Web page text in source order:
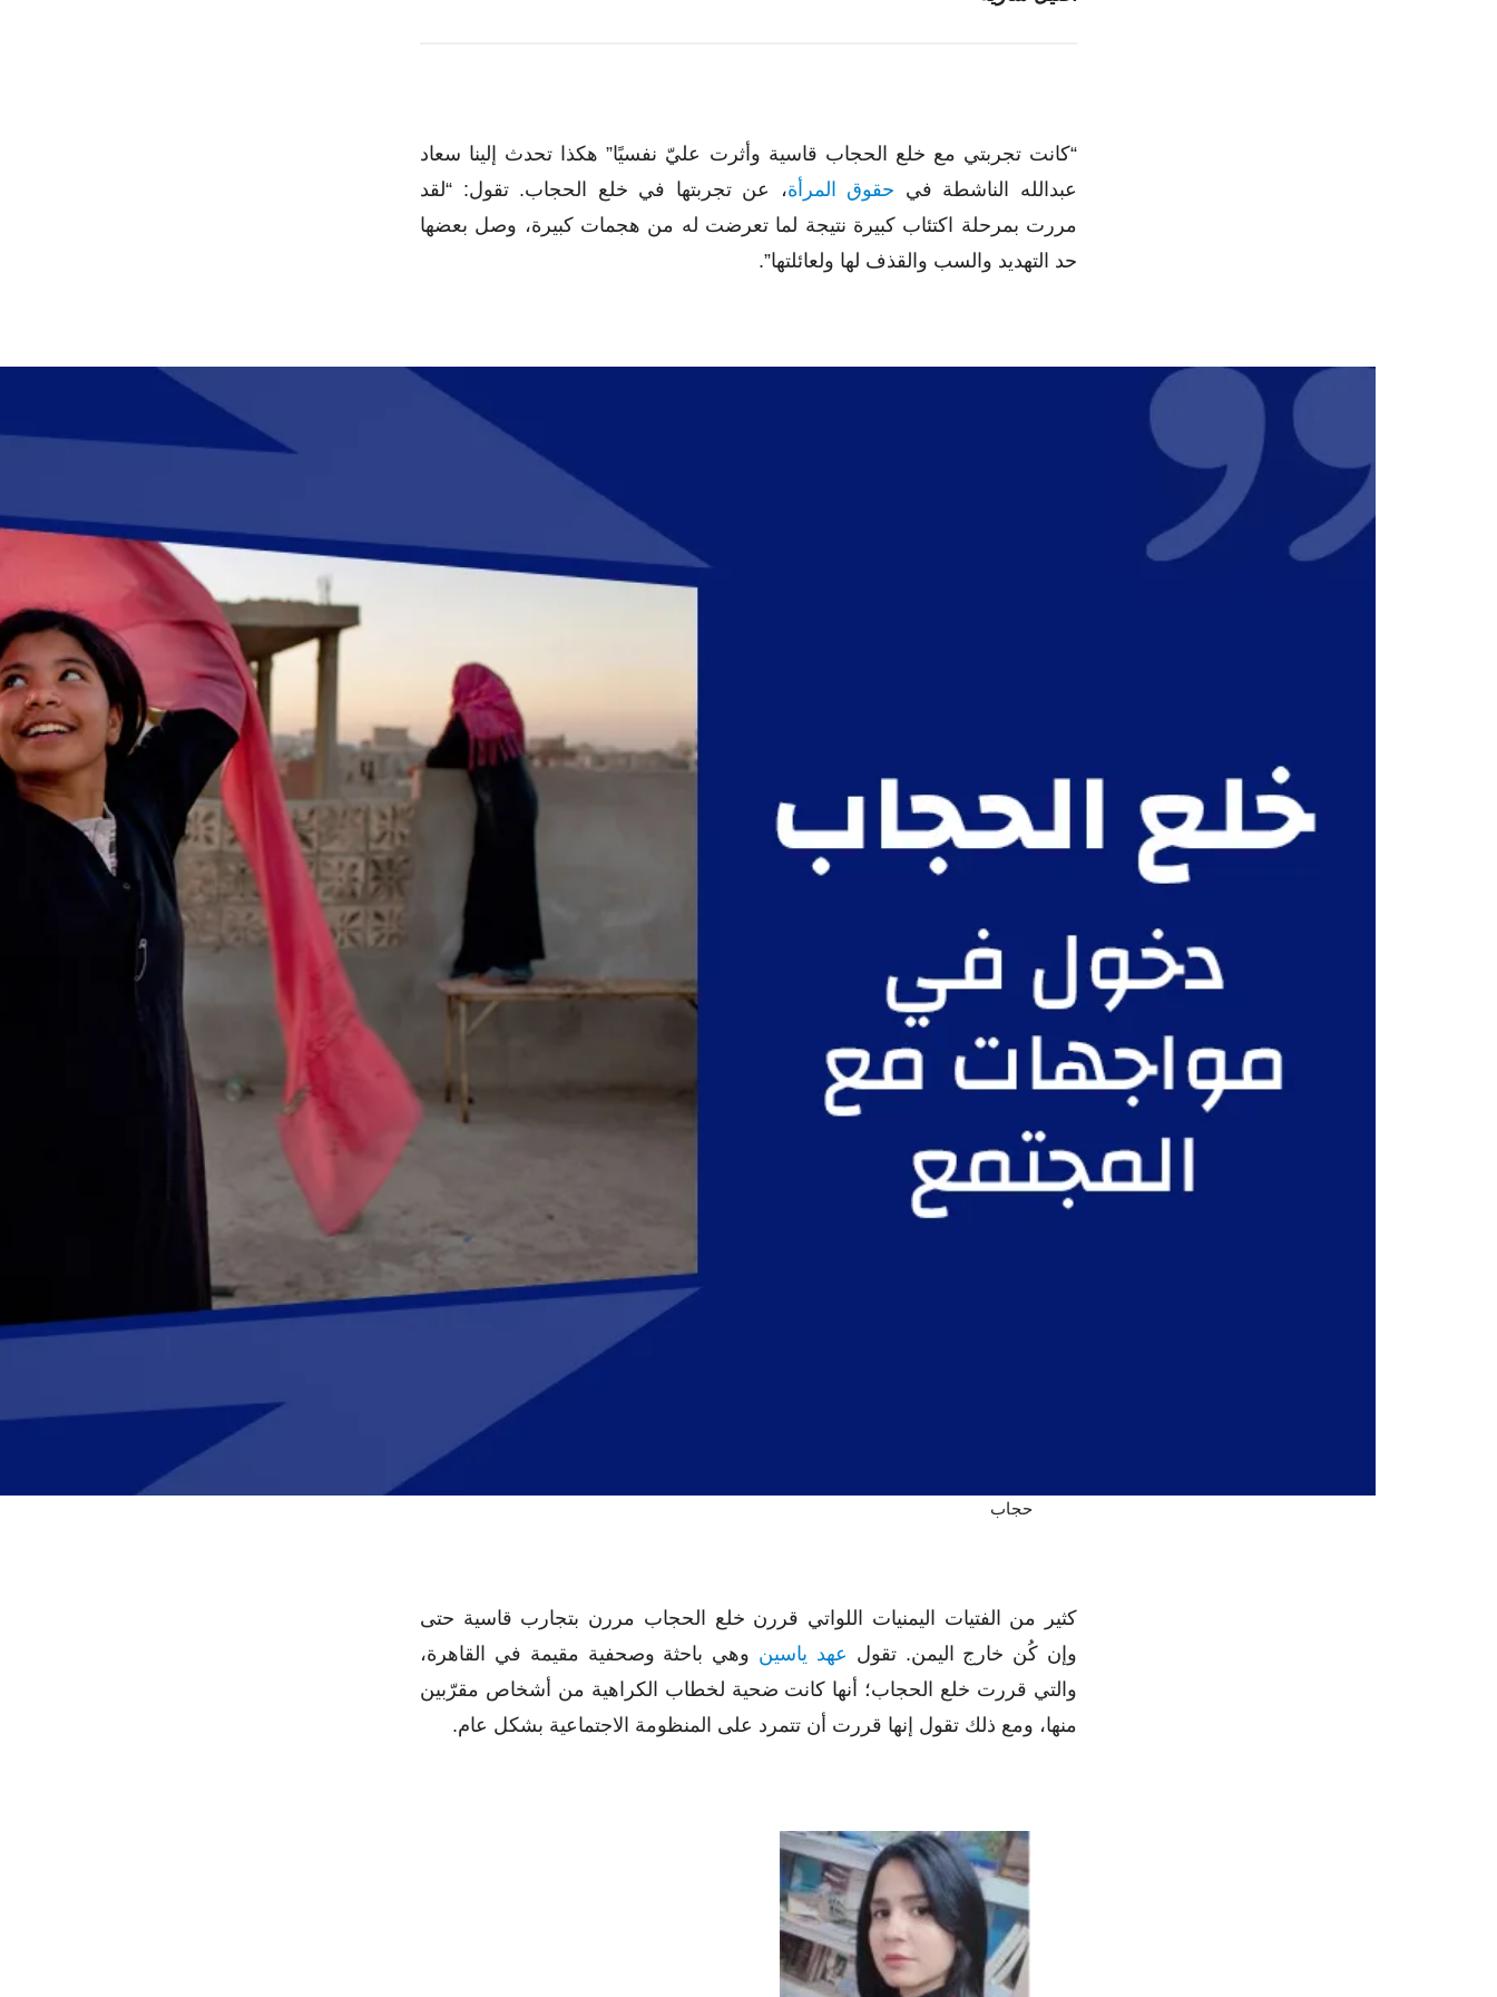
“كانت تجربتي مع خلع الحجاب قاسية وأثرت عليّ نفسيًا” هكذا تحدث إلينا سعاد
عبدالله الناشطة في حقوق المرأة، عن تجربتها في خلع الحجاب. تقول: “لقد
مررت بمرحلة اكتئاب كبيرة نتيجة لما تعرضت له من هجمات كبيرة، وصل بعضها
حد التهديد والسب والقذف لها ولعائلتها”.
حجاب
كثير من الفتيات اليمنيات اللواتي قررن خلع الحجاب مررن بتجارب قاسية حتى
وإن كُن خارج اليمن. تقول عهد ياسين وهي باحثة وصحفية مقيمة في القاهرة،
والتي قررت خلع الحجاب؛ أنها كانت ضحية لخطاب الكراهية من أشخاص مقرّبين
منها، ومع ذلك تقول إنها قررت أن تتمرد على المنظومة الاجتماعية بشكل عام.